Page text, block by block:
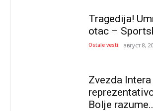
Tragedija!
otac –
Ostale vesti август 8,
Zvezda
Bolje